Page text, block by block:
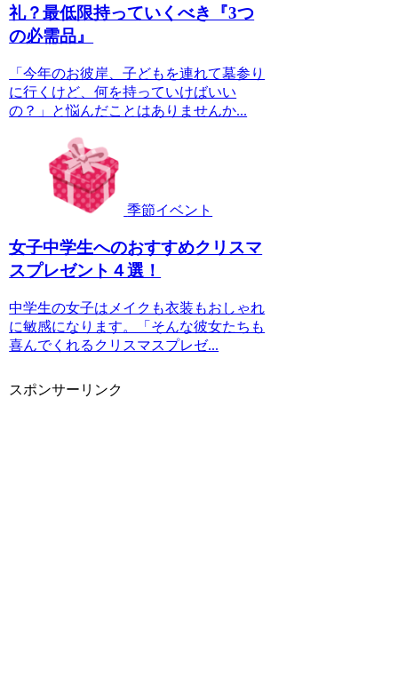
礼？最低限持っていくべき『3つ
の必需品』
「今年のお彼岸、子どもを連れて墓参り
に行くけど、何を持っていけばいい
の？」と悩んだことはありませんか...
季節イベント
女子中学生へのおすすめクリスマ
スプレゼント４選！
中学生の女子はメイクも衣装もおしゃれ
に敏感になります。「そんな彼女たちも
喜んでくれるクリスマスプレゼ...
スポンサーリンク